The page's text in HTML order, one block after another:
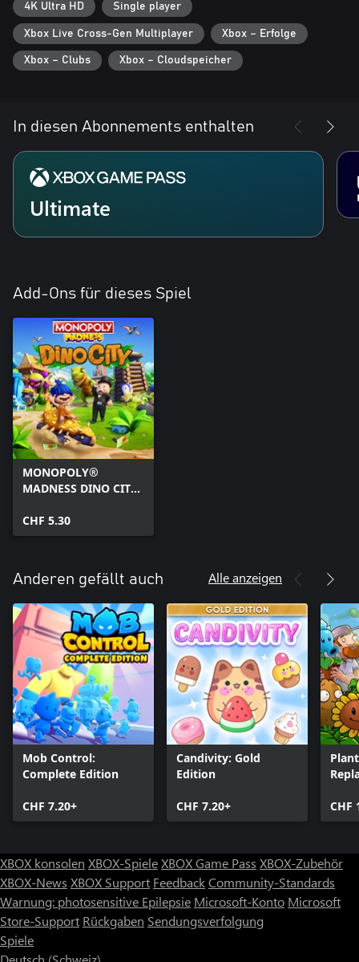
4K Ultra HD Single player
Xbox Live Cross-Gen Multiplayer Xbox – Erfolge
Xbox – Clubs Xbox – Cloudspeicher
In diesen Abonnements enthalten
Ultimate
Add-Ons für dieses Spiel
MONOPOLY®
MADNESS DINO CITY
CHF 5.30
Anderen gefällt auch Alle anzeigen
Mob Control:
Complete Edition
CHF 7.20+
Candivity: Gold
Edition
CHF 7.20+ CHF
XBOX konsolen XBOX-SpieleXBOX Game Pass XBOX-Zubehör
XBOX-News XBOX Support FeedbackCommunity-Standards
Warnung: photosensitive Epilepsie Microsoft-Konto Microsoft
Store-Support Rückgaben Sendungsverfolgung
Spiele